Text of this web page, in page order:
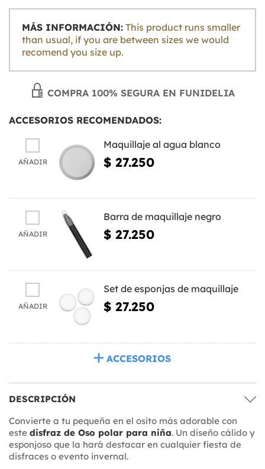
MÁS INFORMACIÓN:
than usual, if you are between sizes we would
recomend you size up.
COMPRA 100% SEGURA EN FUNIDELIA
ACCESORIOS RECOMENDADOS:
AÑADIR
Maquillaje al agua blanco
$ 27.250
AÑADIR
Barra de maquillaje negro
$ 27.250
AÑADIR
Set de esponjas de maquillaje
$ 27.250
ACCESORIOS
DESCRIPCIÓN
Convierte a tu pequeña en el osito más adorable con
este disfraz de Oso polar para niña. Un diseño cálido y
esponjoso que la hará destacar en cualquier fiesta de
disfraces o evento invernal.